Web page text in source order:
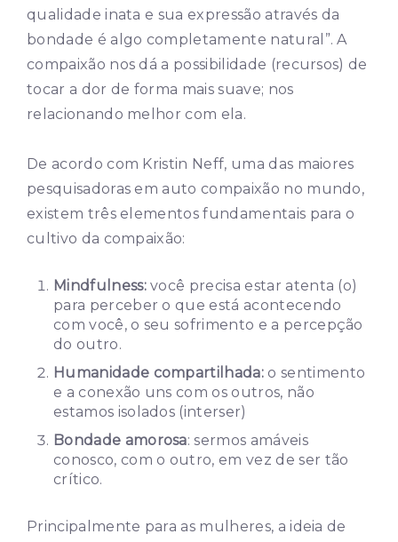
qualidade inata e sua expressão através da
bondade é algo completamente natural”. A
compaixão nos dá a possibilidade (recursos) de
tocar a dor de forma mais suave; nos
relacionando melhor com ela.
De acordo com Kristin Neff, uma das maiores
pesquisadoras em auto compaixão no mundo,
existem três elementos fundamentais para o
cultivo da compaixão:
Mindfulness:você precisa estar atenta (o)
para perceber o que está acontecendo
com você, o seu sofrimento e a percepção
do outro.
Humanidade compartilhada: o sentimento
e a conexão uns com os outros, não
estamos isolados (interser)
Bondade amorosa: sermos amáveis
conosco, com o outro, em vez de ser tão
crítico.
Principalmente para as mulheres, a ideia de